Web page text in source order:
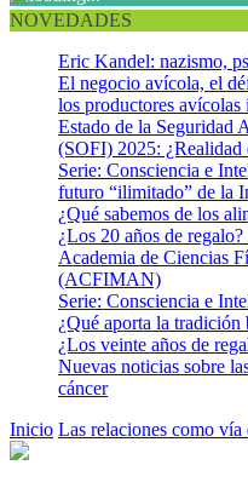
NOVEDADES
Eric Kandel: nazismo,
El negocio avícola, el
los productores avícolas
Estado de la Seguridad
(SOFI) 2025: ¿Realidad
Serie: Consciencia e
futuro “ilimitado” de la
¿Qué sabemos de los
¿Los 20 años de
Academia de Ciencias
(ACFIMAN)
Serie: Consciencia e
¿Qué aporta la tradición
¿Los veinte años de
Nuevas noticias sobre
cáncer
Inicio Las relaciones como vía